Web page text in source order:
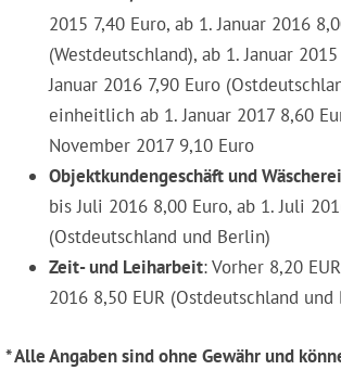
2015 7,40 Euro, ab 1. Januar 2016
(Westdeutschland), ab 1. Januar
Januar 2016 7,90 Euro
einheitlich ab 1. Januar 2017 8,60
November 2017 9,10 Euro
Objektkundengeschäft und
bis Juli 2016 8,00 Euro, ab 1. Juli
(Ostdeutschland und Berlin)
Zeit- und Leiharbeit: Vorher 8,20
2016 8,50 EUR (Ostdeutschland und
* Alle Angaben sind ohne Gewähr und